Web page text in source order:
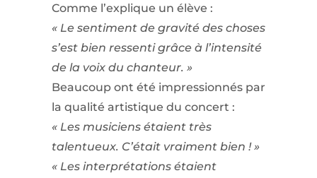
Comme l’explique un élève :
« Le sentiment de gravité des choses
s’est bien ressenti grâce à l’intensité
de la voix du chanteur. »
Beaucoup ont été impressionnés par
la qualité artistique du concert :
« Les musiciens étaient très
talentueux. C’était vraiment bien ! »
« Les interprétations étaient